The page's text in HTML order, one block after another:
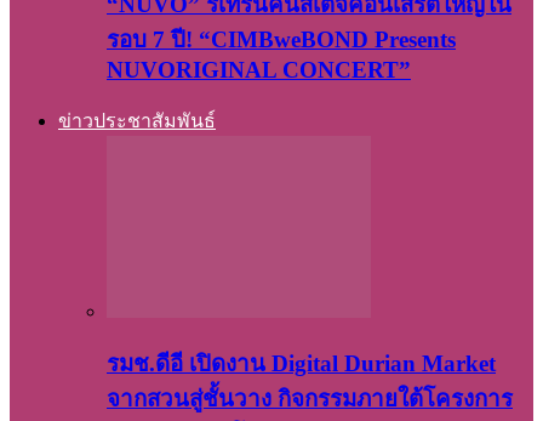
รอบ 7 ปี! “CIMBweBOND Presents
NUVORIGINAL CONCERT”
ข่าวประชาสัมพันธ์
รมช.ดีอี เปิดงาน Digital Durian Market
จากสวนสู่ชั้นวาง กิจกรรมภายใต้โครงการ